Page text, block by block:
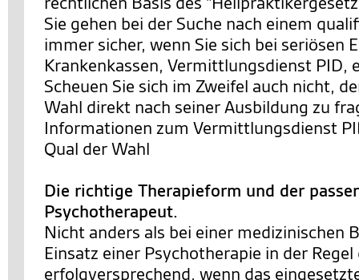
Sie gehen bei der Suche nach einem
immer sicher, wenn Sie sich bei seriösen
Krankenkassen, Vermittlungsdienst PID,
Scheuen Sie sich im Zweifel auch nicht,
Wahl direkt nach seiner Ausbildung zu
Informationen zum Vermittlungsdienst
Qual der Wahl
Die richtige Therapieform und der
Psychotherapeut.
Nicht anders als bei einer medizinischen
Einsatz einer Psychotherapie in der
erfolgversprechend, wenn das